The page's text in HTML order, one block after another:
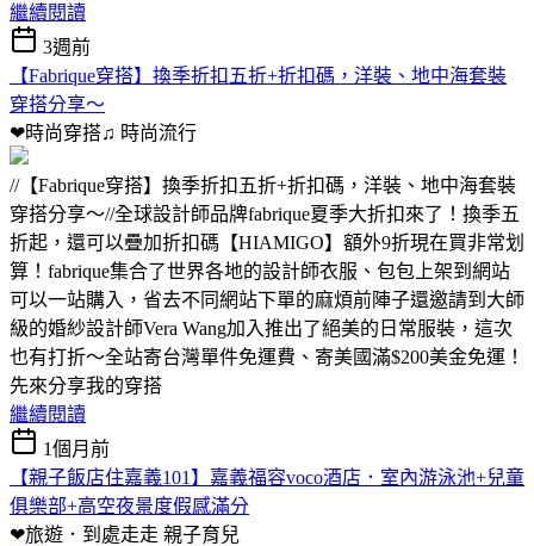
繼續閱讀
3週前
【Fabrique穿搭】換季折扣五折+折扣碼，洋裝、地中海套裝
穿搭分享～
❤時尚穿搭♫ 時尚流行
//【Fabrique穿搭】換季折扣五折+折扣碼，洋裝、地中海套裝
穿搭分享～//全球設計師品牌fabrique夏季大折扣來了！換季五
折起，還可以疊加折扣碼【HIAMIGO】額外9折現在買非常划
算！fabrique集合了世界各地的設計師衣服、包包上架到網站
可以一站購入，省去不同網站下單的麻煩前陣子還邀請到大師
級的婚紗設計師Vera Wang加入推出了絕美的日常服裝，這次
也有打折～全站寄台灣單件免運費、寄美國滿$200美金免運！
先來分享我的穿搭
繼續閱讀
1個月前
【親子飯店住嘉義101】嘉義福容voco酒店．室內游泳池+兒童
俱樂部+高空夜景度假感滿分
❤旅遊．到處走走 親子育兒